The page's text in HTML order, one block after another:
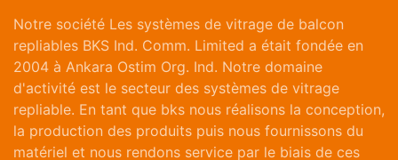
Notre société Les systèmes de vitrage de balcon
repliables BKS Ind. Comm. Limited a était fondée en
2004 à Ankara Ostim Org. Ind. Notre domaine
d'activité est le secteur des systèmes de vitrage
repliable. En tant que bks nous réalisons la conception,
la production des produits puis nous fournissons du
matériel et nous rendons service par le biais de ces